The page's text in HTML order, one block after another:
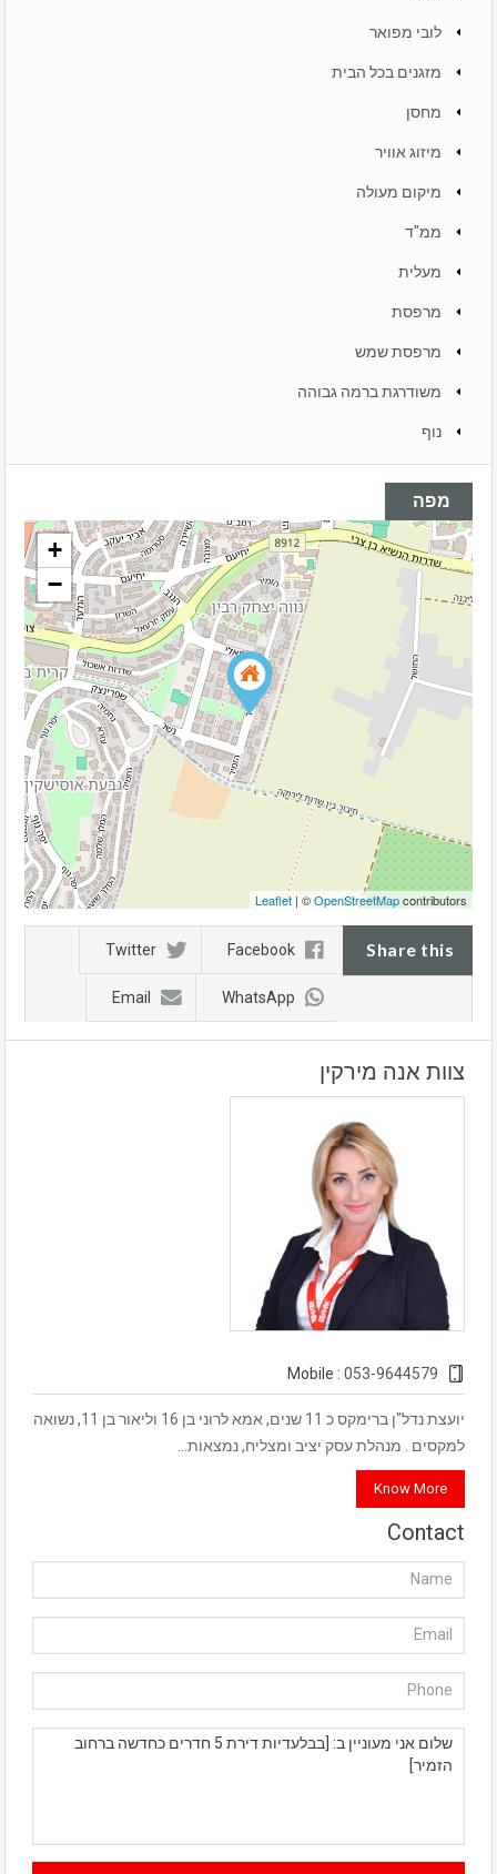
לובי מפואר
מזגנים בכל הבית
מחסן
מיזוג אוויר
מיקום מעולה
ממ"ד
מעלית
מרפסת
מרפסת שמש
משודרגת ברמה גבוהה
נוף
מפה
+
−
Leaflet | ©OpenStreetMapcontributors
Share this
Facebook
Twitter
WhatsApp
Email
צוות אנה מירקין
053-9644579
יועצת נדל"ן ברימקס כ 11 שנים, אמא לרוני בן 16 וליאור בן 11, נשואה
למקסים . מנהלת עסק יציב ומצליח, נמצאות…
Know More
Contact